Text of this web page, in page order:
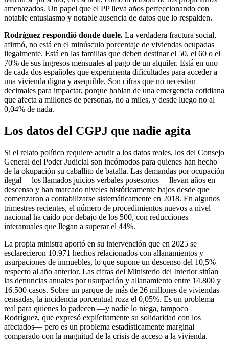
amenazados. Un papel que el PP lleva años perfeccionando con
notable entusiasmo y notable ausencia de datos que lo respalden.
Rodríguez respondió donde duele. La verdadera fractura social,
afirmó, no está en el minúsculo porcentaje de viviendas ocupadas
ilegalmente. Está en las familias que deben destinar el 50, el 60 o el
70% de sus ingresos mensuales al pago de un alquiler. Está en uno
de cada dos españoles que experimenta dificultades para acceder a
una vivienda digna y asequible. Son cifras que no necesitan
decimales para impactar, porque hablan de una emergencia cotidiana
que afecta a millones de personas, no a miles, y desde luego no al
0,04% de nada.
Los datos del CGPJ que nadie agita
Si el relato político requiere acudir a los datos reales, los del Consejo
General del Poder Judicial son incómodos para quienes han hecho
de la okupación su caballito de batalla. Las demandas por ocupación
ilegal —los llamados juicios verbales posesorios— llevan años en
descenso y han marcado niveles históricamente bajos desde que
comenzaron a contabilizarse sistemáticamente en 2018. En algunos
trimestres recientes, el número de procedimientos nuevos a nivel
nacional ha caído por debajo de los 500, con reducciones
interanuales que llegan a superar el 44%.
La propia ministra aportó en su intervención que en 2025 se
esclarecieron 10.971 hechos relacionados con allanamientos y
usurpaciones de inmuebles, lo que supone un descenso del 10,5%
respecto al año anterior. Las cifras del Ministerio del Interior sitúan
las denuncias anuales por usurpación y allanamiento entre 14.800 y
16.500 casos. Sobre un parque de más de 26 millones de viviendas
censadas, la incidencia porcentual roza el 0,05%. Es un problema
real para quienes lo padecen —y nadie lo niega, tampoco
Rodríguez, que expresó explícitamente su solidaridad con los
afectados— pero es un problema estadísticamente marginal
comparado con la magnitud de la crisis de acceso a la vivienda.